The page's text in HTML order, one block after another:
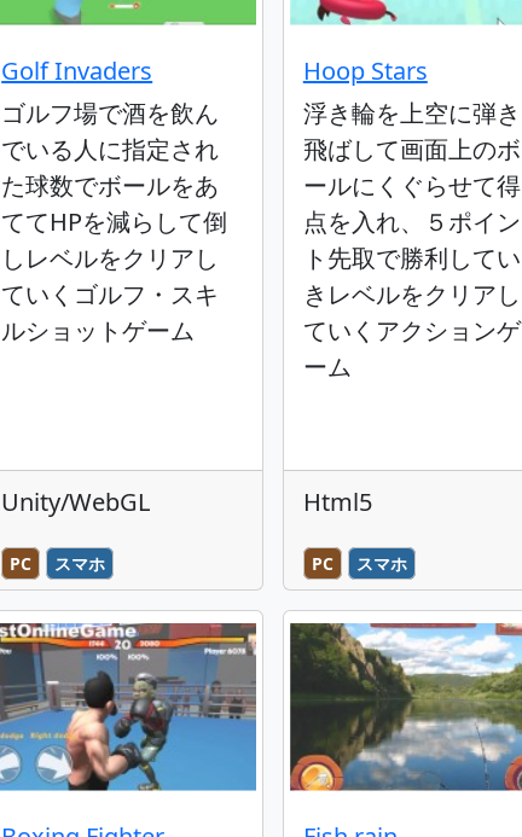
Golf Invaders
ゴルフ場で酒を飲ん
でいる人に指定され
た球数でボールをあ
ててHPを減らして倒
しレベルをクリアし
ていくゴルフ・スキ
ルショットゲーム
Unity/WebGL
PC スマホ
Hoop Stars
浮き輪を上空に弾き
飛ばして画面上のボ
ールにくぐらせて得
点を入れ、５ポイン
ト先取で勝利してい
きレベルをクリアし
ていくアクションゲ
ーム
Html5
PC スマホ